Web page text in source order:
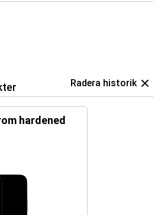
Radera historik
hardened